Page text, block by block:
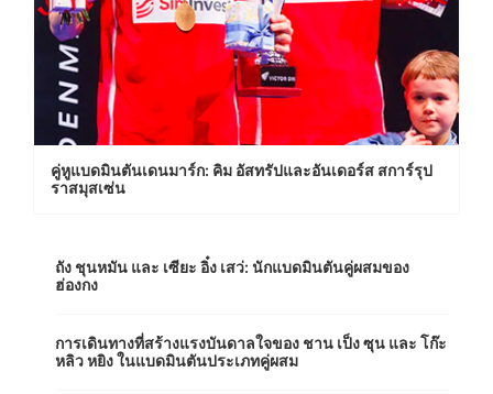
คู่หูแบดมินตันเดนมาร์ก: คิม อัสทรัปและอันเดอร์ส สการ์รุป
ราสมุสเซ่น
ถัง ชุนหมัน และ เซียะ อิ๋ง เสว่: นักแบดมินตันคู่ผสมของ
ฮ่องกง
การเดินทางที่สร้างแรงบันดาลใจของ ชาน เป็ง ซุน และ โก๊ะ
หลิว หยิง ในแบดมินตันประเภทคู่ผสม